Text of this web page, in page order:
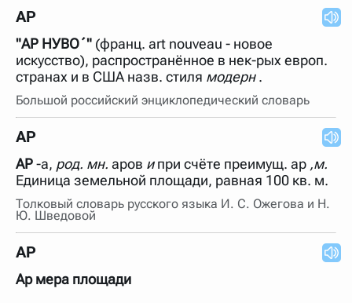
указывать несколько слов в запросе. Например, если
написать в строке запроса "Пушкин поэт" и нажать
"Найти", выведутся все словарные статьи о поэте
Пушкине, но не о городе.
В сложных запросах тоже могут присутствовать
Пишем в Reword первым словом "***м***ов", далее
кавычек). Нажимаем "Найти" и получаем статью
"Лермонтов" и не только.
Порядок словарей можно изменять, перетаскивая
словарь вверх или вниз за прямоугольник слева от
названия словаря. Также можно выключать ненужные
словари.
АР
"АР НУВО´" (франц. art nouveau - новое
искусство), распространённое в нек-рых европ.
странах и в США назв. стиля модерн.
Большой российский энциклопедический словарь
АР
АР-а, род. мн. аров ипри счёте преимущ. ар ,м.
Единица земельной площади, равная 100 кв. м.
Толковый словарь русского языка И. С. Ожегова и Н.
Ю. Шведовой
АР
Ар мера площади